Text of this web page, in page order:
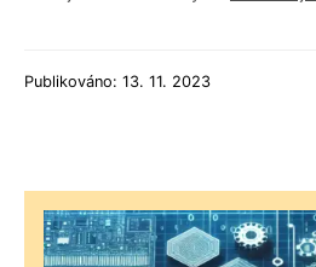
Publikováno: 13. 11. 2023